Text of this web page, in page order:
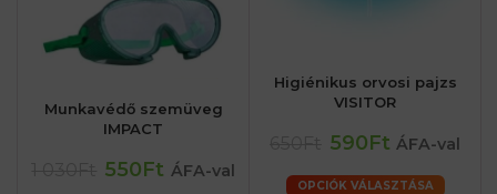
Munkavédő szemüveg
IMPACT
550Ft ÁFA-val
Higiénikus orvosi pajzs
VISITOR
590Ft ÁFA-val
OPCIÓK VÁLASZTÁSA